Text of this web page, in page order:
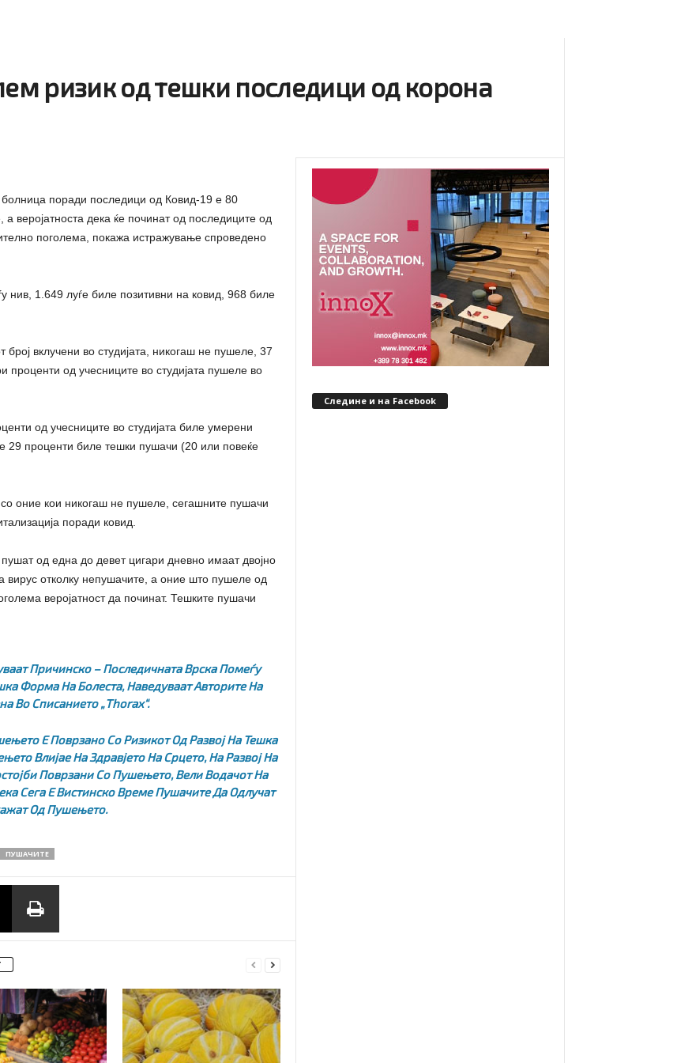
ризик од тешки последици од корона
болница поради последици од Ковид-19 е 80
веројатноста дека ќе починат од последиците од
поголема, покажа истражување спроведено
нив, 1.649 луѓе биле позитивни на ковид, 968 биле
вклучени во студијата, никогаш не пушеле, 37
од учесниците во студијата пушеле во
од учесниците во студијата биле умерени
29 проценти биле тешки пушачи (20 или повеќе
оние кои никогаш не пушеле, сегашните пушачи
поради ковид.
пушат од една до девет цигари дневно имаат двојно
вирус отколку непушачите, а оние што пушеле од
веројатност да починат. Тешките пушачи
Причинско – Последичната Врска Помеѓу
Форма На Болеста, Наведуваат Авторите На
Во Списанието „Thorax“.
Е Поврзано Со Ризикот Од Развој На Тешка
Влијае На Здравјето На Срцето, На Развој На
Поврзани Со Пушењето, Вели Водачот На
Сега Е Вистинско Време Пушачите Да Одлучат
Од Пушењето.
ПУШАЧИТЕ
Следине и на Facebook